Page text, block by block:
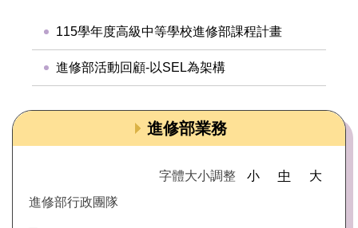
115學年度高級中等學校進修部課程計畫
進修部活動回顧-以SEL為架構
進修部業務
字體大小調整 小 中
大
進修部行政團隊